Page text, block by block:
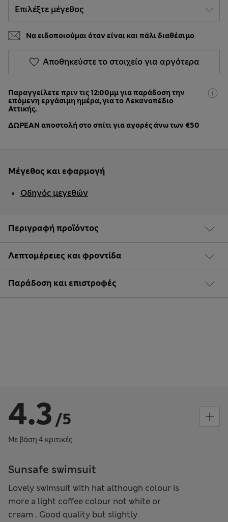
Να ειδοποιούμαι όταν είναι και πάλι διαθέσιμο
Αποθηκεύστε το στοιχείο για αργότερα
Παραγγείλετε πριν τις 12:00μμ για παράδοση την
επόμενη εργάσιμη ημέρα, για το Λεκανοπέδιο
Αττικής.
ΔΩΡΕΑΝ αποστολή στο σπίτι για αγορές άνω των €50
Περιγραφή προϊόντος
Λεπτομέρειες και φροντίδα
Παράδοση και επιστροφές
Μέγεθος και εφαρμογή
Οδηγός μεγεθών
4.3 /5
Με βάση 4 κριτικές
Sunsafe swimsuit
Lovely swimsuit with hat although colour is
more a light coffee colour not white or
cream . Good quality but slightly